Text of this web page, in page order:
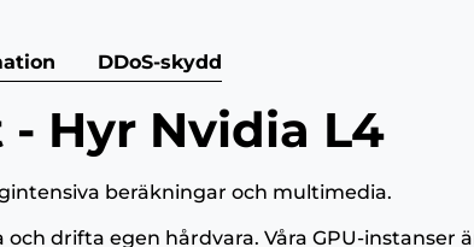
DDoS-skydd
Hyr Nvidia L4
beräkningar och multimedia.
drifta egen hårdvara. Våra GPU-instanser